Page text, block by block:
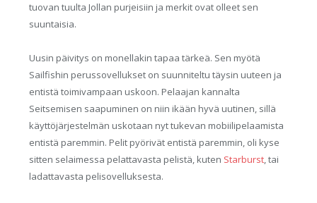
tuovan tuulta Jollan purjeisiin ja merkit ovat olleet sen
suuntaisia.
Uusin päivitys on monellakin tapaa tärkeä. Sen myötä
Sailfishin perussovellukset on suunniteltu täysin uuteen ja
entistä toimivampaan uskoon. Pelaajan kannalta
Seitsemisen saapuminen on niin ikään hyvä uutinen, sillä
käyttöjärjestelmän uskotaan nyt tukevan mobiilipelaamista
entistä paremmin. Pelit pyörivät entistä paremmin, oli kyse
sitten selaimessa pelattavasta pelistä, kuten Starburst, tai
ladattavasta pelisovelluksesta.